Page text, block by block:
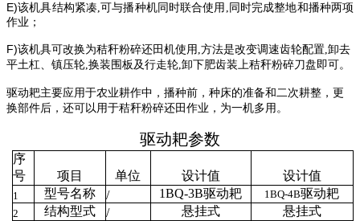
E)该机具结构紧凑,可与播种机同时联合使用 ,同 时完成整地和播种两项
作业；
F)该机具可改换为秸秆粉碎还田机使用 ,方法是改变调速齿轮配置,卸去
平土杠、 镇压轮,换装围板及行走轮,卸下肥齿装上秸秆粉碎刀盘即可。
驱动耙主要应用于农业耕作中，播种前，种床的准备和二次耕整，更
换部件后，还可以用于秸秆粉碎还田作业，为一机多用。
驱动耙参数
序
号
项目 单位 设计值 设计值
1 型号名称 / 1BQ-3B驱动耙 1BQ-4B驱动耙
2 结构型式 / 悬挂式 悬挂式